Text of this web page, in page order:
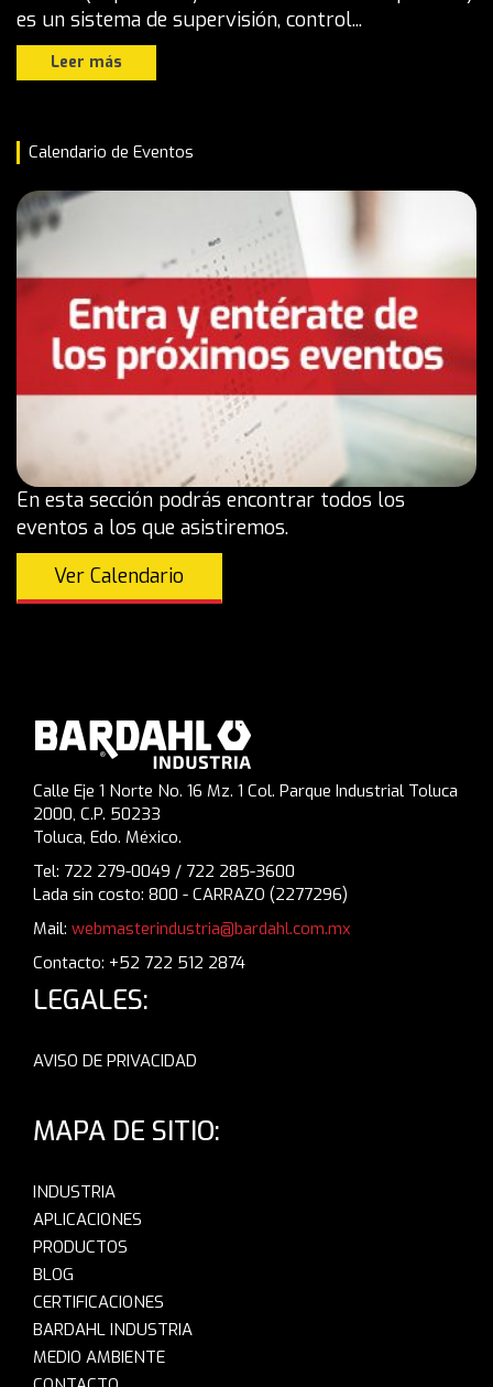
es un sistema de supervisión, control...
Leer más
Calendario de Eventos
En esta sección podrás encontrar todos los
eventos a los que asistiremos.
Ver Calendario
Calle Eje 1 Norte No. 16 Mz. 1 Col. Parque Industrial Toluca
2000, C.P. 50233
Toluca, Edo. México.
Tel: 722 279-0049 / 722 285-3600
Lada sin costo: 800 - CARRAZO (2277296)
Mail: webmasterindustria@bardahl.com.mx
Contacto: +52 722 512 2874
LEGALES:
AVISO DE PRIVACIDAD
MAPA DE SITIO:
INDUSTRIA
APLICACIONES
PRODUCTOS
BLOG
CERTIFICACIONES
BARDAHL INDUSTRIA
MEDIO AMBIENTE